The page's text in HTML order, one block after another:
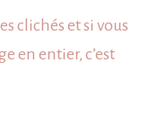
clichés et si vous
en entier, c’est